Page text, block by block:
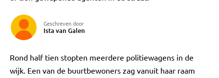
Geschreven door
Ista van Galen
Rond half tien stopten meerdere politiewagens in de
wijk. Een van de buurtbewoners zag vanuit haar raam